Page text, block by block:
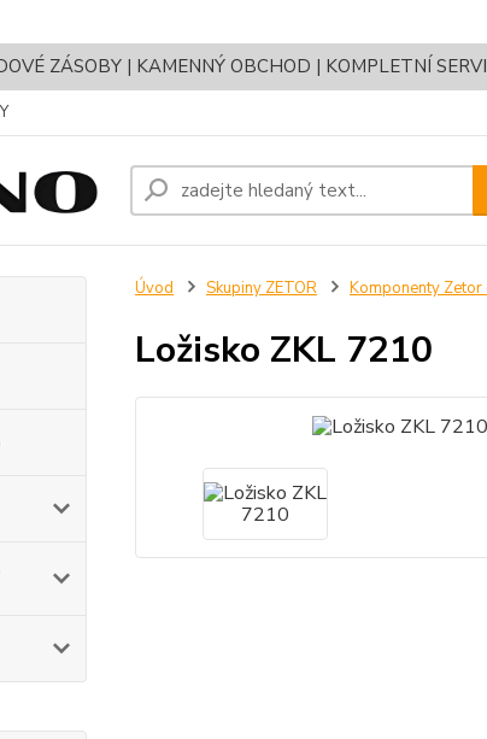
ZÁSOBY | KAMENNÝ OBCHOD | KOMPLETNÍ
Úvod Skupiny ZETOR Komponenty Zetor
Ložisko ZKL 7210